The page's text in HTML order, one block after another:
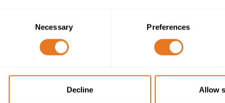
Necessary Preferences
Decline Allow